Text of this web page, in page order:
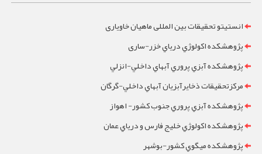
انستیتو تحقیقات بین المللی ماهیان خاویاری
پژوهشکده اکولوژي درياي خزر-ساری
پژوهشکده آبزي پروري آبهاي داخلي-انزلي
مرکزتحقيقات ذخايرآبزيان آبهاي داخلي-گرگان
پژوهشکده آبزي پروري جنوب کشور- اهواز
پژوهشکده اکولوژي خليج فارس و درياي عمان
پژوهشکده ميگوي کشور-بوشهر